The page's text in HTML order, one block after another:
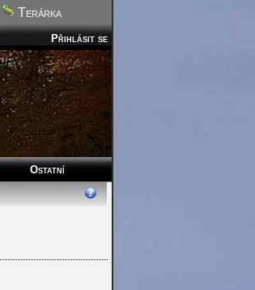
Terárka
Přihlásit se
Ostatní